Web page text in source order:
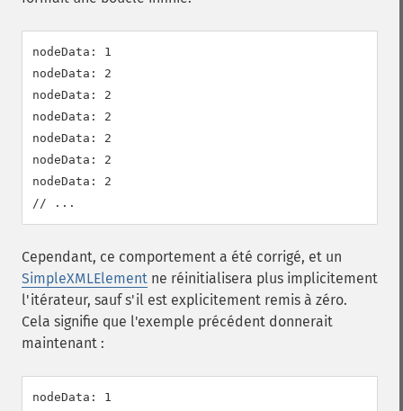
nodeData: 1
nodeData: 2
nodeData: 2
nodeData: 2
nodeData: 2
nodeData: 2
nodeData: 2
Cependant, ce comportement a été corrigé, et un
SimpleXMLElement ne réinitialisera plus implicitement
l'itérateur, sauf s'il est explicitement remis à zéro.
Cela signifie que l'exemple précédent donnerait
maintenant :
nodeData: 1